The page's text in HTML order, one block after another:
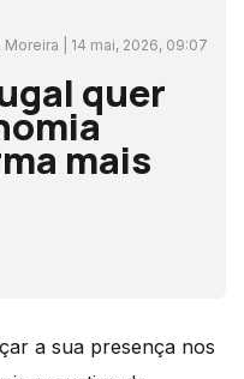
Moreira | 14 mai, 2026, 09:07
quer
mais
a sua presença nos